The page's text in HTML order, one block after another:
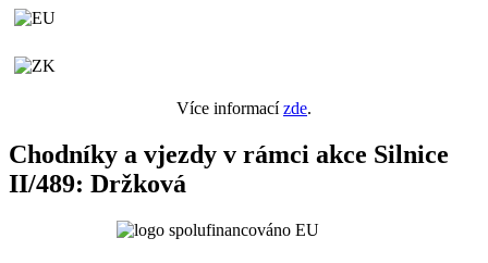
Více informacízde.
Chodníky a vjezdy v rámci akce Silnice
II/489: Držková